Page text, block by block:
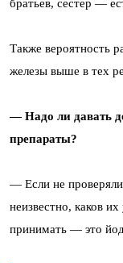
братьев, сестер —
Также вероятность
железы выше в тех
— Надо ли давать
препараты?
— Если не
неизвестно, каков
принимать — это